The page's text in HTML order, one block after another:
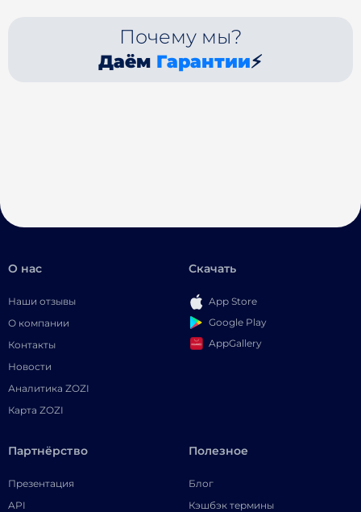
Почему мы?
Даём Гарантии⚡
О нас
Наши отзывы
О компании
Контакты
Новости
Аналитика ZOZI
Карта ZOZI
Скачать
App Store
Google Play
AppGallery
Партнёрство
Презентация
API
Полезное
Блог
Кэшбэк термины